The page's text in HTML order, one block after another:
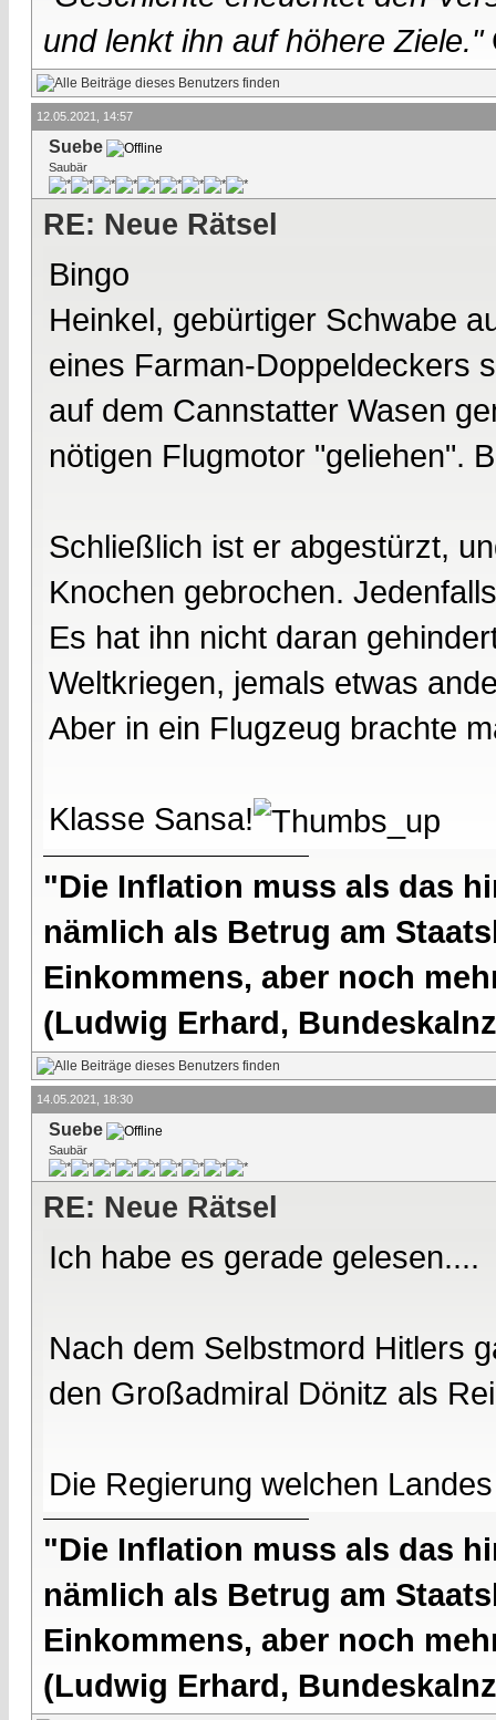
und lenkt ihn auf höhere Ziele."
12.05.2021, 14:57
Suebe
Saubär
RE: Neue Rätsel
Bingo
Heinkel, gebürtiger Schwabe
eines Farman-Doppeldeckers
auf dem Cannstatter Wasen
nötigen Flugmotor "geliehen".
Schließlich ist er abgestürzt,
Knochen gebrochen.
Es hat ihn nicht daran
Weltkriegen, jemals etwas
Aber in ein Flugzeug brachte
Klasse Sansa!
"Die Inflation muss als das
nämlich als Betrug am
Einkommens, aber noch
(Ludwig Erhard,
14.05.2021, 18:30
Suebe
Saubär
RE: Neue Rätsel
Ich habe es gerade gelesen....
Nach dem Selbstmord Hitlers
den Großadmiral Dönitz als
Die Regierung welchen
"Die Inflation muss als das
nämlich als Betrug am
Einkommens, aber noch
(Ludwig Erhard,